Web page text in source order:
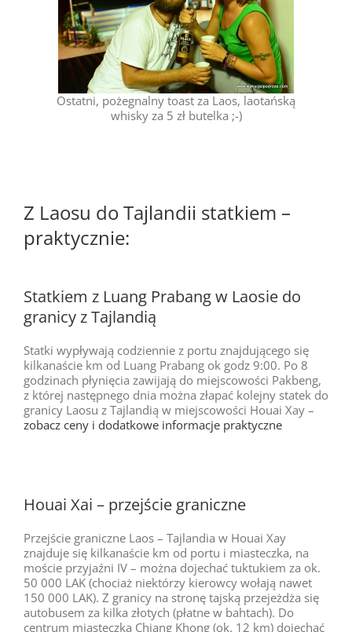
Ostatni, pożegnalny toast za Laos, laotańską
whisky za 5 zł butelka ;-)
Z Laosu do Tajlandii statkiem –
praktycznie:
Statkiem z Luang Prabang w Laosie do
granicy z Tajlandią
Statki wypływają codziennie z portu znajdującego się
kilkanaście km od Luang Prabang ok godz 9:00. Po 8
godzinach płynięcia zawijają do miejscowości Pakbeng,
z której następnego dnia można złapać kolejny statek do
granicy Laosu z Tajlandią w miejscowości Houai Xay –
zobacz ceny i dodatkowe informacje praktyczne
Houai Xai – przejście graniczne
Przejście graniczne Laos – Tajlandia w Houai Xay
znajduje się kilkanaście km od portu i miasteczka, na
moście przyjaźni IV – można dojechać tuktukiem za ok.
50 000 LAK (chociaż niektórzy kierowcy wołają nawet
150 000 LAK). Z granicy na stronę tajską przejeżdża się
autobusem za kilka złotych (płatne w bahtach). Do
centrum miasteczka Chiang Khong (ok. 12 km) dojechać